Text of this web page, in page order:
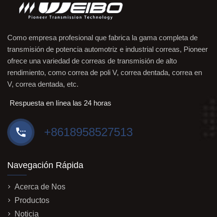
Como empresa profesional que fabrica la gama completa de
transmisión de potencia automotriz e industrial correas, Pioneer
ofrece una variedad de correas de transmisión de alto
rendimiento, como correa de poli V, correa dentada, correa en
V, correa dentada, etc.
Respuesta en línea las 24 horas
+8618958527513
Navegación Rápida
Acerca de Nos
Productos
Noticia